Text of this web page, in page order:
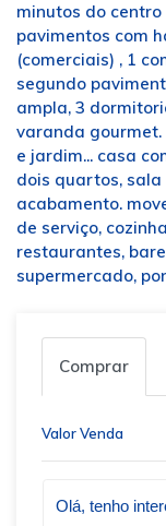
minutos do centro
pavimentos com
(comerciais) , 1
segundo
ampla, 3
varanda
e jardim... casa
dois quartos, sala
acabamento.
de serviço,
restaurantes,
supermercado,
Comprar
Valor Venda